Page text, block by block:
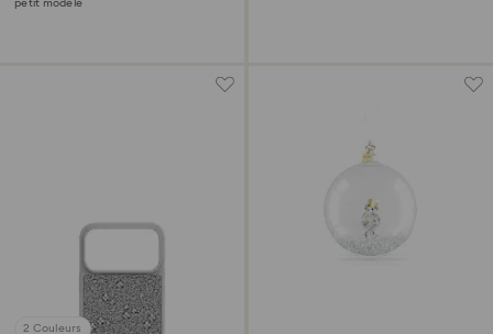
petit modèle
2 Couleurs